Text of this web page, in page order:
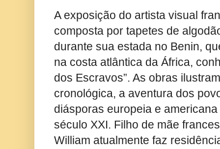
A exposição do artista visual
composta por tapetes de
durante sua estada no Benin,
na costa atlântica da África,
dos Escravos”. As obras
cronológica, a aventura dos
diásporas europeia e
século XXI. Filho de mãe
William atualmente faz